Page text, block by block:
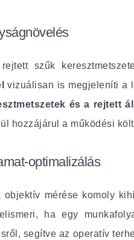
szűk
vizuálisan is megjeleníti a
és a rejtett
hozzájárul a működési
optimalizálás
mérése komoly
ha egy
segítve az operatív